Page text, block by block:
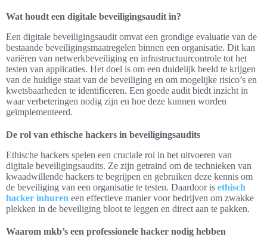
Wat houdt een digitale beveiligingsaudit in?
Een digitale beveiligingsaudit omvat een grondige evaluatie van de
bestaande beveiligingsmaatregelen binnen een organisatie. Dit kan
variëren van netwerkbeveiliging en infrastructuurcontrole tot het
testen van applicaties. Het doel is om een duidelijk beeld te krijgen
van de huidige staat van de beveiliging en om mogelijke risico’s en
kwetsbaarheden te identificeren. Een goede audit biedt inzicht in
waar verbeteringen nodig zijn en hoe deze kunnen worden
geïmplementeerd.
De rol van ethische hackers in beveiligingsaudits
Ethische hackers spelen een cruciale rol in het uitvoeren van
digitale beveiligingsaudits. Ze zijn getraind om de technieken van
kwaadwillende hackers te begrijpen en gebruiken deze kennis om
de beveiliging van een organisatie te testen. Daardoor is ethisch
hacker inhuren een effectieve manier voor bedrijven om zwakke
plekken in de beveiliging bloot te leggen en direct aan te pakken.
Waarom mkb’s een professionele hacker nodig hebben